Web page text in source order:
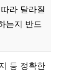
라 달라질
는지 반드
등 정확한